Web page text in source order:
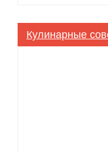
Кулинарные